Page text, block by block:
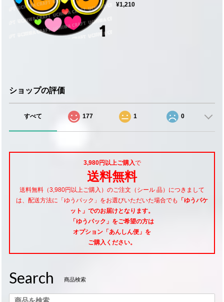
¥1,210
ショップの評価
すべて 177 1 0
3,980円以上ご購入で
送料無料
送料無料（3,980円以上ご購入）のご注文（シール 品）につきまして
は、配送方法に「ゆうパック」をお選びいただいた場合でも
「ゆうパケ
ット」でのお届けとなります。
「ゆうパック」をご希望の方は
オプション「あんしん便」 を
ご購入ください。
Search 商品検索